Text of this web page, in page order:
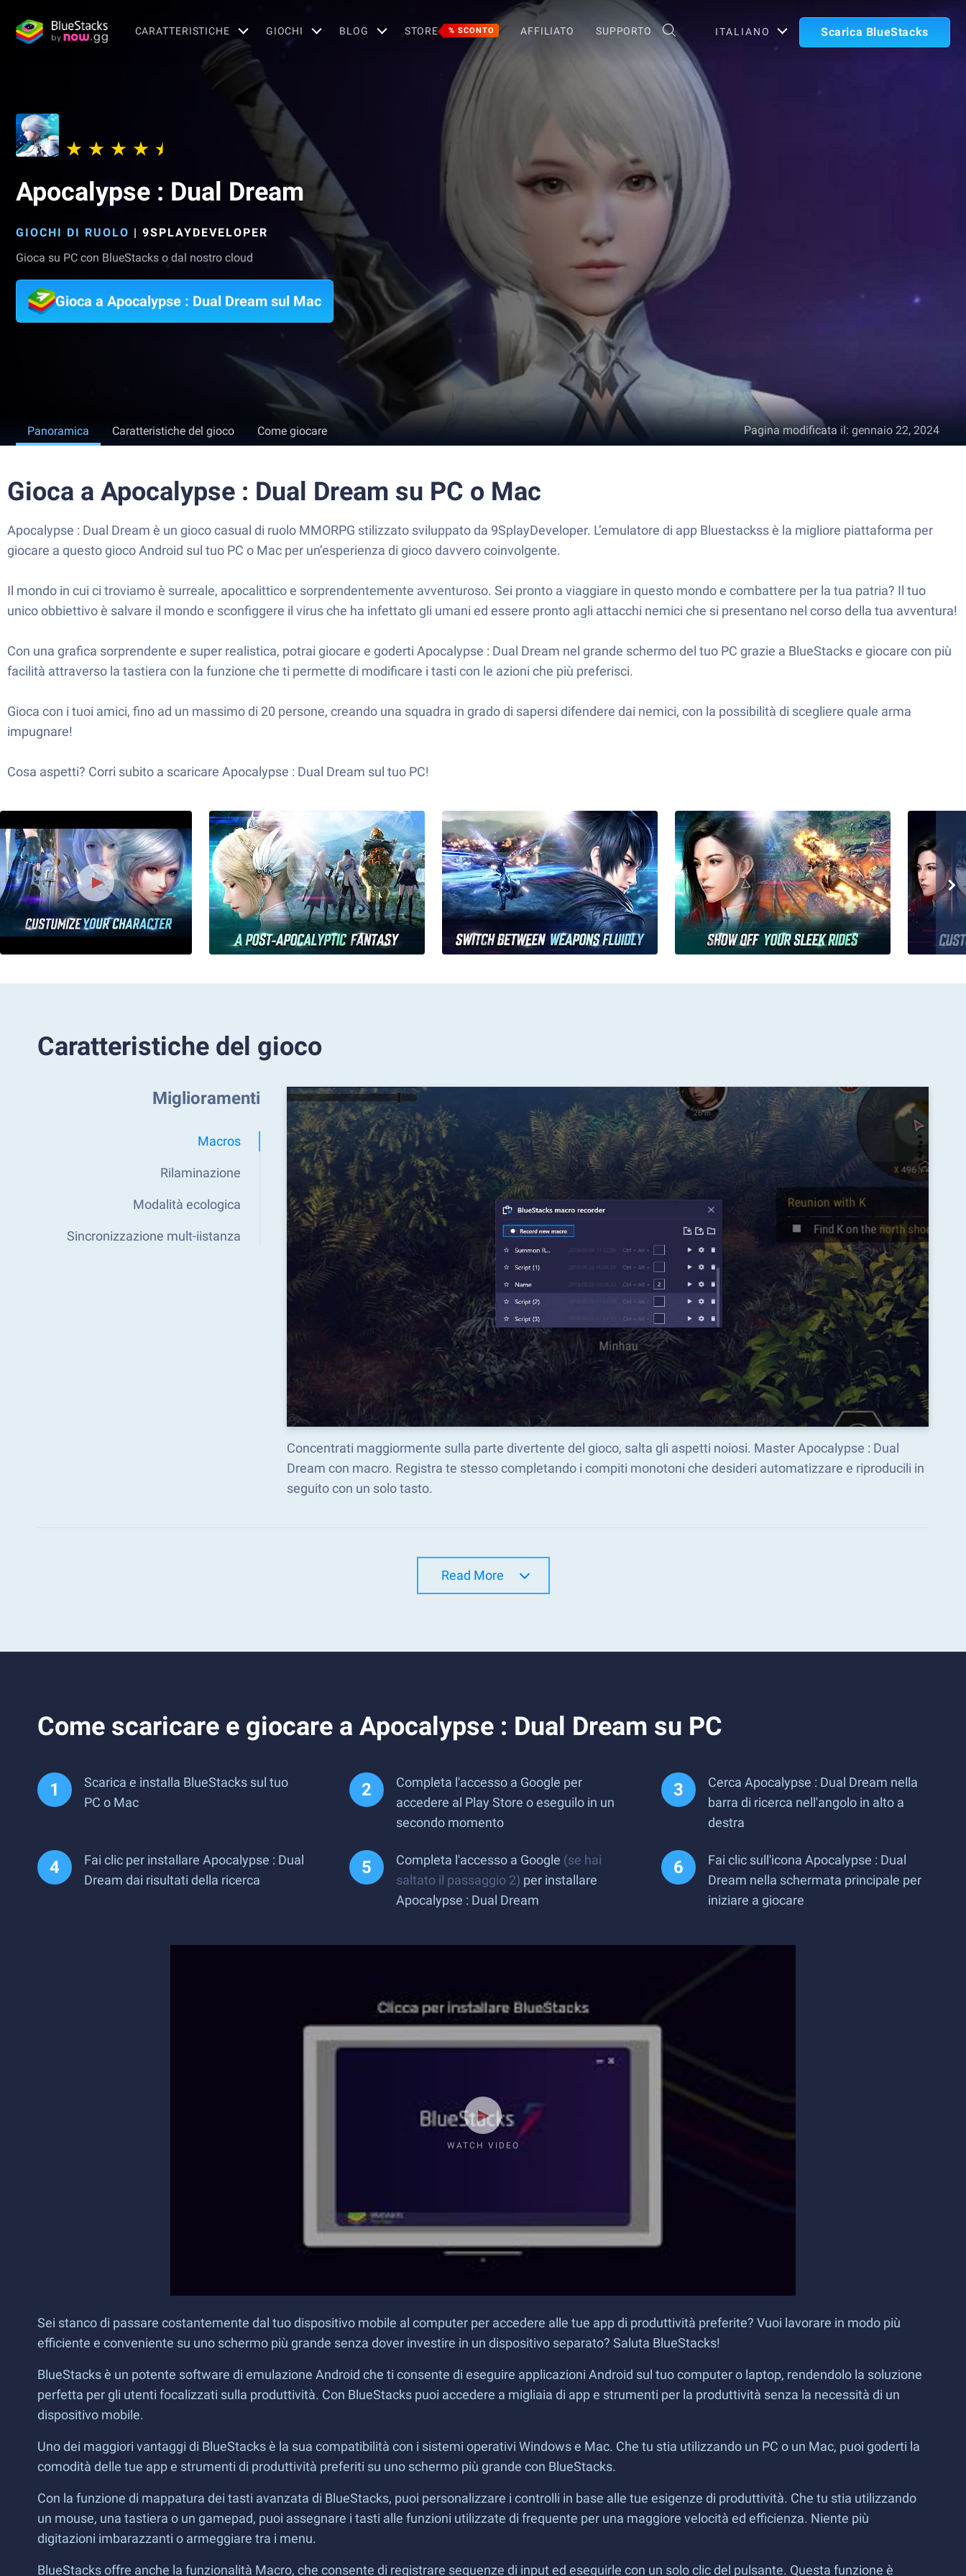
CARATTERISTICHE GIOCHI BLOG STORE % SCONTO AFFILIATO SUPPORTO ITALIANO Scarica BlueStacks
Apocalypse : Dual Dream
GIOCHI DI RUOLO | 9SPLAYDEVELOPER
Gioca su PC con BlueStacks o dal nostro cloud
Gioca a Apocalypse : Dual Dream sul Mac
Panoramica Caratteristiche del gioco Come giocare Pagina modificata il: gennaio 22, 2024
Gioca a Apocalypse : Dual Dream su PC o Mac
Apocalypse : Dual Dream è un gioco casual di ruolo MMORPG stilizzato sviluppato da 9SplayDeveloper. L’emulatore di app Bluestackss è la migliore piattaforma per
giocare a questo gioco Android sul tuo PC o Mac per un’esperienza di gioco davvero coinvolgente.
Il mondo in cui ci troviamo è surreale, apocalittico e sorprendentemente avventuroso. Sei pronto a viaggiare in questo mondo e combattere per la tua patria? Il tuo
unico obbiettivo è salvare il mondo e sconfiggere il virus che ha infettato gli umani ed essere pronto agli attacchi nemici che si presentano nel corso della tua avventura!
Con una grafica sorprendente e super realistica, potrai giocare e goderti Apocalypse : Dual Dream nel grande schermo del tuo PC grazie a BlueStacks e giocare con più
facilità attraverso la tastiera con la funzione che ti permette di modificare i tasti con le azioni che più preferisci.
Gioca con i tuoi amici, fino ad un massimo di 20 persone, creando una squadra in grado di sapersi difendere dai nemici, con la possibilità di scegliere quale arma
impugnare!
Cosa aspetti? Corri subito a scaricare Apocalypse : Dual Dream sul tuo PC!
Caratteristiche del gioco
Miglioramenti
Macros
Rilaminazione
Modalità ecologica
Sincronizzazione mult-iistanza
Concentrati maggiormente sulla parte divertente del gioco, salta gli aspetti noiosi. Master Apocalypse : Dual
Dream con macro. Registra te stesso completando i compiti monotoni che desideri automatizzare e riproducili in
seguito con un solo tasto.
Read More
Come scaricare e giocare a Apocalypse : Dual Dream su PC
Scarica e installa BlueStacks sul tuo
PC o Mac
Completa l'accesso a Google per
accedere al Play Store o eseguilo in un
secondo momento
Cerca Apocalypse : Dual Dream nella
barra di ricerca nell'angolo in alto a
destra
Fai clic per installare Apocalypse : Dual
Dream dai risultati della ricerca
Completa l'accesso a Google (se hai
saltato il passaggio 2) per installare
Apocalypse : Dual Dream
Fai clic sull'icona Apocalypse : Dual
Dream nella schermata principale per
iniziare a giocare
WATCH VIDEO
Sei stanco di passare costantemente dal tuo dispositivo mobile al computer per accedere alle tue app di produttività preferite? Vuoi lavorare in modo più
efficiente e conveniente su uno schermo più grande senza dover investire in un dispositivo separato? Saluta BlueStacks!
BlueStacks è un potente software di emulazione Android che ti consente di eseguire applicazioni Android sul tuo computer o laptop, rendendolo la soluzione
perfetta per gli utenti focalizzati sulla produttività. Con BlueStacks puoi accedere a migliaia di app e strumenti per la produttività senza la necessità di un
dispositivo mobile.
Uno dei maggiori vantaggi di BlueStacks è la sua compatibilità con i sistemi operativi Windows e Mac. Che tu stia utilizzando un PC o un Mac, puoi goderti la
comodità delle tue app e strumenti di produttività preferiti su uno schermo più grande con BlueStacks.
Con la funzione di mappatura dei tasti avanzata di BlueStacks, puoi personalizzare i controlli in base alle tue esigenze di produttività. Che tu stia utilizzando
un mouse, una tastiera o un gamepad, puoi assegnare i tasti alle funzioni utilizzate di frequente per una maggiore velocità ed efficienza. Niente più
digitazioni imbarazzanti o armeggiare tra i menu.
BlueStacks offre anche la funzionalità Macro, che consente di registrare sequenze di input ed eseguirle con un solo clic del pulsante. Questa funzione è